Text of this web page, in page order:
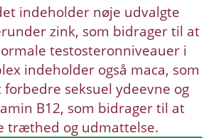
indeholder nøje udvalgte
zink, som bidrager til at
testosteronniveauer i
indeholder også maca, som
seksuel ydeevne og
B12, som bidrager til at
træthed og udmattelse.